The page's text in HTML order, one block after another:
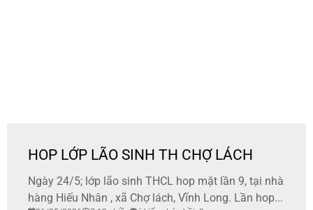
HOP LỚP LÃO SINH TH CHỢ LÁCH
Ngày 24/5; lớp lão sinh THCL hop mặt lần 9, tại nhà
hàng Hiếu Nhân , xã Chợ lách, Vĩnh Long. Lần hop...